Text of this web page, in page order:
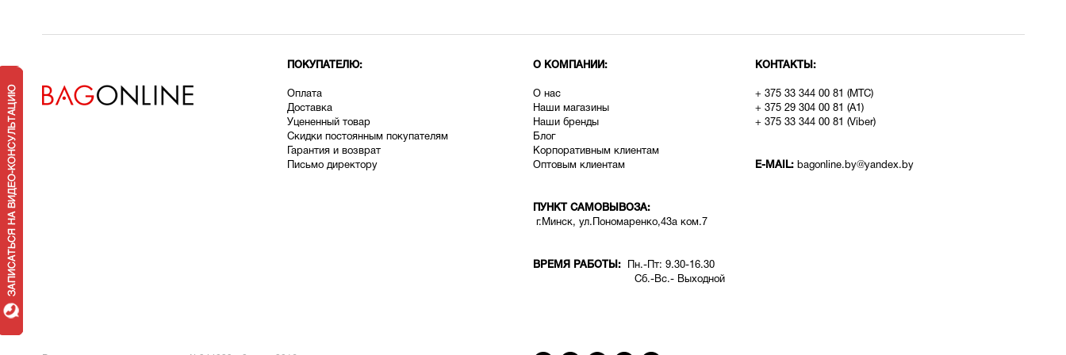
ПОКУПАТЕЛЮ:
Оплата
Доставка
Уцененный товар
Скидки постоянным покупателям
Гарантия и возврат
Письмо директору
О КОМПАНИИ:
О нас
Наши магазины
Наши бренды
Блог
Корпоративным клиентам
Оптовым клиентам
ПУНКТ САМОВЫВОЗА:
г.Минск, ул.Пономаренко,43а ком.7
ВРЕМЯ РАБОТЫ: Пн.-Пт: 9.30-16.30
Сб.-Вс.- Выходной
КОНТАКТЫ:
+ 375 33 344 00 81 (МТС)
+ 375 29 304 00 81 (A1)
+ 375 33 344 00 81 (Viber)
E-MAIL: bagonline.by@yandex.by